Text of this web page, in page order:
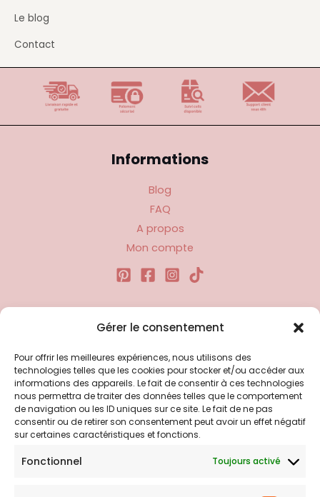
Gérer le consentement
Pour offrir les meilleures expériences, nous utilisons des
technologies telles que les cookies pour stocker et/ou accéder aux
informations des appareils. Le fait de consentir à ces technologies
nous permettra de traiter des données telles que le comportement
de navigation ou les ID uniques sur ce site. Le fait de ne pas
consentir ou de retirer son consentement peut avoir un effet négatif
sur certaines caractéristiques et fonctions.
Fonctionnel Toujours activé
Le blog
Contact
Informations
Blog
FAQ
A propos
Mon compte
Liens utiles
Politique d’expédition
Politique de confidentialité
Politique de remboursements
Conditions générales de vente et d’utilisation